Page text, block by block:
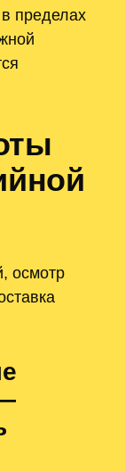
пределах
осмотр